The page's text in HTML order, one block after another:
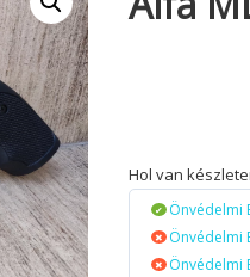
Hol van
Önvédelmi
Önvédelmi
Önvédelmi